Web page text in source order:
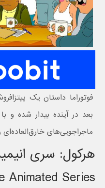
بعد در آینده بیدار شده
ماجراجویی‌های خارق‌العاده‌ای
Animated Series)